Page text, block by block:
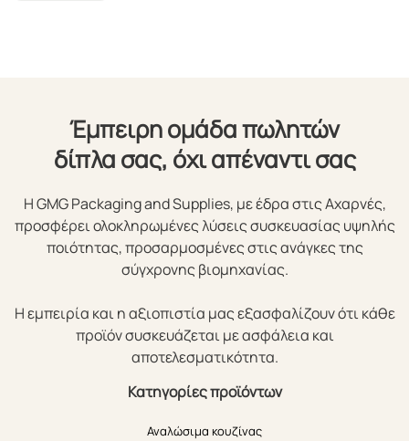
Έμπειρη ομάδα πωλητών
δίπλα σας, όχι απέναντι σας
Η GMG Packaging and Supplies, με έδρα στις Αχαρνές,
προσφέρει ολοκληρωμένες λύσεις συσκευασίας υψηλής
ποιότητας, προσαρμοσμένες στις ανάγκες της
σύγχρονης βιομηχανίας.
Η εμπειρία και η αξιοπιστία μας εξασφαλίζουν ότι κάθε
προϊόν συσκευάζεται με ασφάλεια και
αποτελεσματικότητα.
Κατηγορίες προϊόντων
Αναλώσιμα κουζίνας